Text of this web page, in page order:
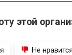
этой
Не нравится